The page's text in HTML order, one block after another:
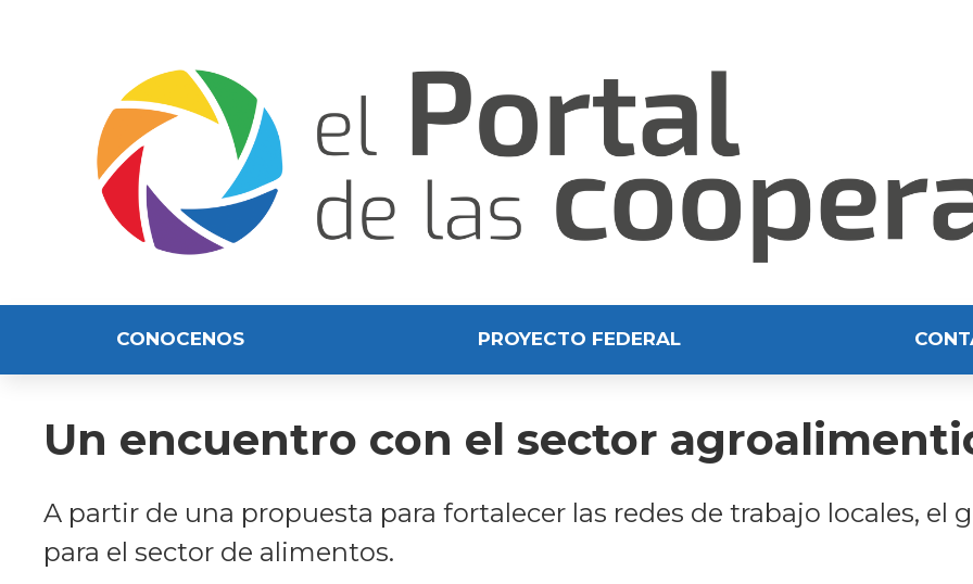
CONOCENOS PROYECTO FEDERAL
Un encuentro con el sector
A partir de una propuesta para fortalecer las redes de trabajo locales,
para el sector de alimentos.